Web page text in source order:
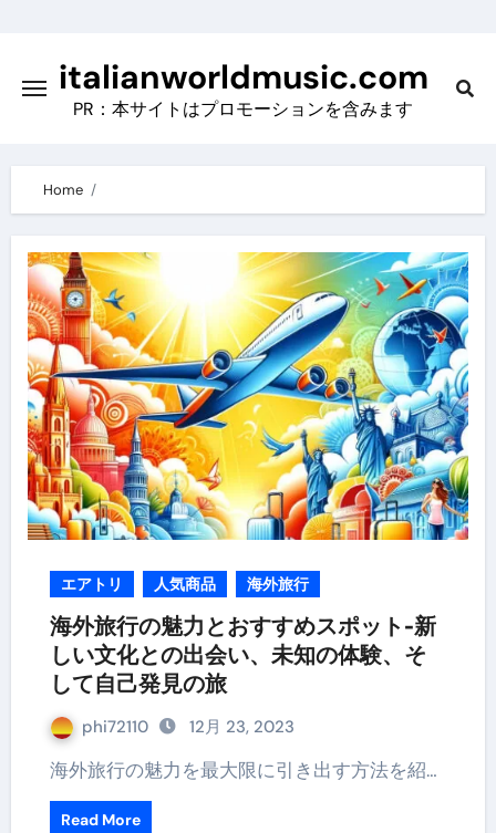
contentitalianworldmusic.com
PR：本サイトはプロモーションを含みます
Home
エアトリ 人気商品 海外旅行
海外旅行の魅力とおすすめスポット-新
しい文化との出会い、未知の体験、そ
して自己発見の旅
phi72110 12月 23, 2023
海外旅行の魅力を最大限に引き出す方法を紹…
Read More